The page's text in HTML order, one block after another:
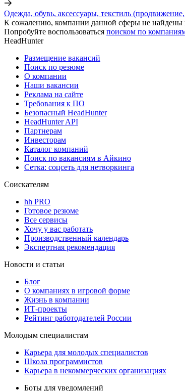
Одежда, обувь, аксессуары, текстиль
К сожалению, компании данной сферы не найдены
Попробуйте воспользоваться поиском по
HeadHunter
Размещение вакансий
Поиск по резюме
О компании
Наши вакансии
Реклама на сайте
Требования к ПО
Безопасный HeadHunter
HeadHunter API
Партнерам
Инвесторам
Каталог компаний
Поиск по вакансиям в Айкино
Сетка: соцсеть для нетворкинга
Соискателям
hh PRO
Готовое резюме
Все сервисы
Хочу у вас работать
Производственный календарь
Экспертная рекомендация
Новости и статьи
Блог
О компаниях в игровой форме
Жизнь в компании
ИТ-проекты
Рейтинг работодателей России
Молодым специалистам
Карьера для молодых специалистов
Школа программистов
Карьера в некоммерческих организациях
Боты для уведомлений